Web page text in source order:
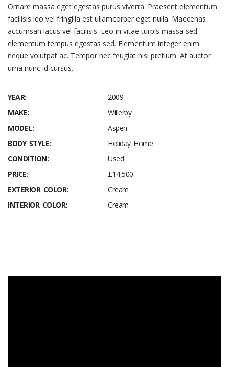
Ornare massa eget egestas purus viverra. Praesent elementum
facilisis leo vel fringilla est ullamcorper eget nulla. Maecenas
accumsan lacus vel facilisis. Leo in vitae turpis massa sed
elementum tempus egestas sed. Elementum integer enim
neque volutpat ac. Tempor nec feugiat nisl pretium. At auctor
urna nunc id cursus.
YEAR:
2009
MAKE:
Willerby
MODEL:
Aspen
BODY STYLE:
Holiday Home
CONDITION:
Used
PRICE:
£14,500
EXTERIOR COLOR:
Cream
INTERIOR COLOR:
Cream